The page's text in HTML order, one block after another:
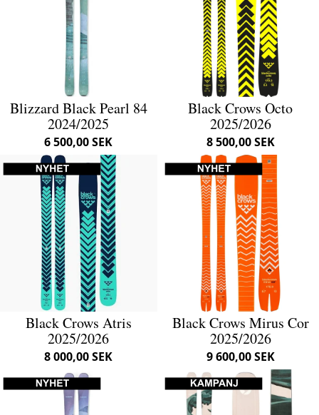
Blizzard Black Pearl 84
2024/2025
6 500,00 SEK
Black Crows Octo
2025/2026
8 500,00 SEK
Black Crows Atris
2025/2026
8 000,00 SEK
Black Crows Mirus Cor
2025/2026
9 600,00 SEK